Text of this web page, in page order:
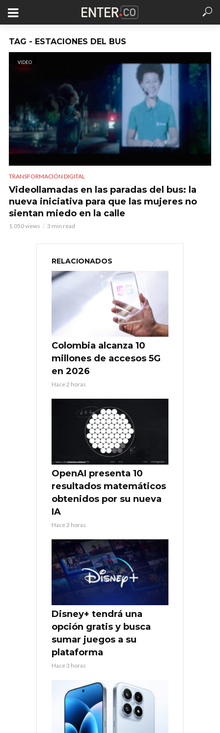
TAG - ESTACIONES DEL BUS
VIDEO
TRANSFORMACIÓN DIGITAL
Videollamadas en las paradas del bus: la
nueva iniciativa para que las mujeres no
sientan miedo en la calle
1.050 views 3 min read
RELACIONADOS
Colombia alcanza 10
millones de accesos 5G
en 2026
Hace 2 horas
OpenAI presenta 10
resultados matemáticos
obtenidos por su nueva
IA
Hace 2 horas
Disney+ tendrá una
opción gratis y busca
sumar juegos a su
plataforma
Hace 3 horas